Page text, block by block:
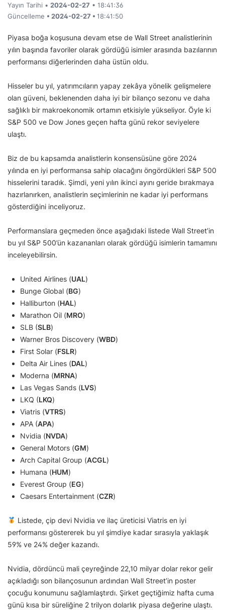
Yayın Tarihi • 2024-02-27 • 18:41:36
Güncelleme • 2024-02-27 • 18:41:50
Piyasa boğa koşusuna devam etse de Wall Street analistlerinin
yılın başında favoriler olarak gördüğü isimler arasında bazılarının
performansı diğerlerinden daha üstün oldu.
Hisseler bu yıl, yatırımcıların yapay zekâya yönelik gelişmelere
olan güveni, beklenenden daha iyi bir bilanço sezonu ve daha
sağlıklı bir makroekonomik ortamın etkisiyle yükseliyor. Öyle ki
S&P 500 ve Dow Jones geçen hafta günü rekor seviyelere
ulaştı.
Biz de bu kapsamda analistlerin konsensüsüne göre 2024
yılında en iyi performansa sahip olacağını öngördükleri S&P 500
hisselerini taradık. Şimdi, yeni yılın ikinci ayını geride bırakmaya
hazırlanırken, analistlerin seçimlerinin ne kadar iyi performans
gösterdiğini inceliyoruz.
Performanslara geçmeden önce aşağıdaki listede Wall Street’in
bu yıl S&P 500’ün kazananları olarak gördüğü isimlerin tamamını
inceleyebilirsin.
United Airlines (UAL)
Bunge Global (BG)
Halliburton (HAL)
Marathon Oil (MRO)
SLB (SLB)
Warner Bros Discovery (WBD)
First Solar (FSLR)
Delta Air Lines (DAL)
Moderna (MRNA)
Las Vegas Sands (LVS)
LKQ (LKQ)
Viatris (VTRS)
APA (APA)
Nvidia (NVDA)
General Motors (GM)
Arch Capital Group (ACGL)
Humana (HUM)
Everest Group (EG)
Caesars Entertainment (CZR)
Listede, çip devi Nvidia ve ilaç üreticisi Viatris en iyi
performansı göstererek bu yıl şimdiye kadar sırasıyla yaklaşık
59% ve 24% değer kazandı.
Nvidia, dördüncü mali çeyreğinde 22,10 milyar dolar rekor gelir
açıkladığı son bilançosunun ardından Wall Street’in poster
çocuğu konumunu sağlamlaştırdı. Şirket geçtiğimiz hafta cuma
günü kısa bir süreliğine 2 trilyon dolarlık piyasa değerine ulaştı.